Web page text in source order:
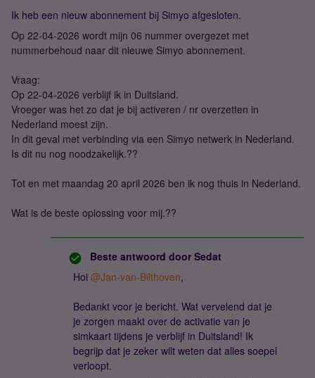
Ik heb een nieuw abonnement bij Simyo afgesloten.
Op 22-04-2026 wordt mijn 06 nummer overgezet met
nummerbehoud naar dit nieuwe Simyo abonnement.
Vraag:
Op 22-04-2026 verblijf ik in Duitsland.
Vroeger was het zo dat je bij activeren / nr overzetten in
Nederland moest zijn.
In dit geval met verbinding via een Simyo netwerk in Nederland.
Is dit nu nog noodzakelijk.??
Tot en met maandag 20 april 2026 ben ik nog thuis in Nederland.
Wat is de beste oplossing voor mij.??
Beste antwoord door Sedat
Hoi ​ @Jan-van-Bilthoven,
Bedankt voor je bericht. Wat vervelend dat je
je zorgen maakt over de activatie van je
simkaart tijdens je verblijf in Duitsland! Ik
begrijp dat je zeker wilt weten dat alles soepel
verloopt.